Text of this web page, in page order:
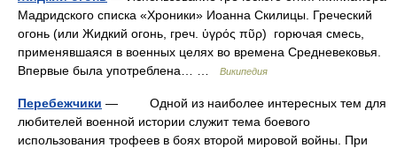
Мадридского списка «Хроники» Иоанна Скилицы. Греческий
огонь (или Жидкий огонь, греч. ὑγρός πῦρ) горючая смесь,
применявшаяся в военных целях во времена Средневековья.
Впервые была употреблена… …
Википедия
Перебежчики — Одной из наиболее интересных тем для
любителей военной истории служит тема боевого
использования трофеев в боях второй мировой войны. При